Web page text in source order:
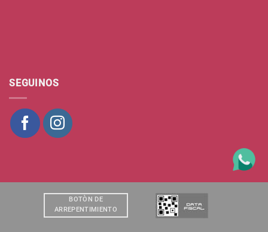
SEGUINOS
BOTÒN DE
ARREPENTIMIENTO